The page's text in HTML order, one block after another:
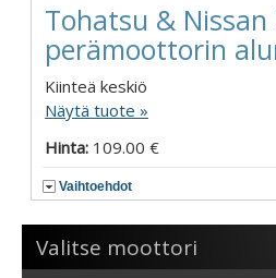
Tohatsu & Nissan
perämoottorin
Kiinteä keskiö
Näytä tuote »
Hinta: 109.00 €
Vaihtoehdot
Valitse moottori